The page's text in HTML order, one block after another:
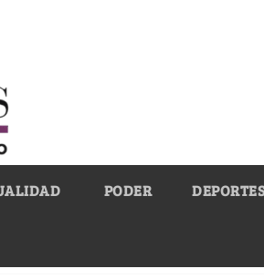
PODER DEPORTES